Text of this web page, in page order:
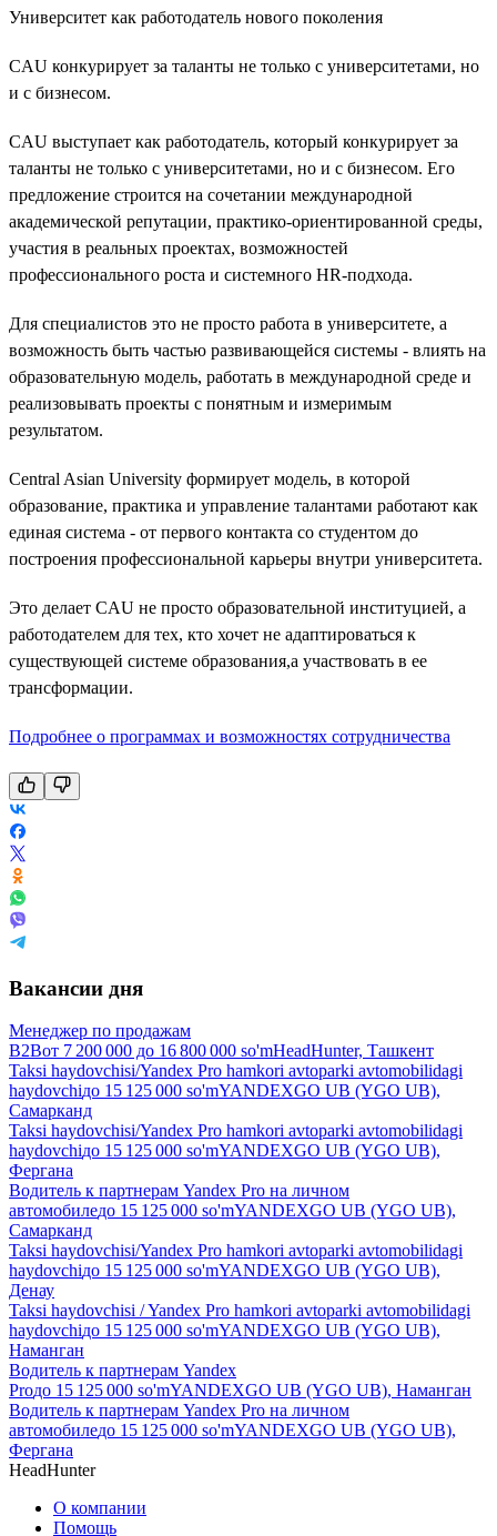
Университет как работодатель нового поколения
CAU конкурирует за таланты не только с университетами, но
и с бизнесом.
CAU выступает как работодатель, который конкурирует за
таланты не только с университетами, но и с бизнесом. Его
предложение строится на сочетании международной
академической репутации, практико-ориентированной среды,
участия в реальных проектах, возможностей
профессионального роста и системного HR-подхода.
Для специалистов это не просто работа в университете, а
возможность быть частью развивающейся системы - влиять на
образовательную модель, работать в международной среде и
реализовывать проекты с понятным и измеримым
результатом.
Central Asian University формирует модель, в которой
образование, практика и управление талантами работают как
единая система - от первого контакта со студентом до
построения профессиональной карьеры внутри университета.
Это делает CAU не просто образовательной институцией, а
работодателем для тех, кто хочет не адаптироваться к
существующей системе образования,а участвовать в ее
трансформации.
Подробнее о программах и возможностях сотрудничества
Вакансии дня
Менеджер по продажам
B2Bот 7 200 000 до 16 800 000 so'mHeadHunter, Ташкент
Taksi haydovchisi/Yandex Pro hamkori avtoparki avtomobilidagi
haydovchiдо 15 125 000 so'mYANDEXGO UB (YGO UB),
Самарканд
Taksi haydovchisi/Yandex Pro hamkori avtoparki avtomobilidagi
haydovchiдо 15 125 000 so'mYANDEXGO UB (YGO UB),
Фергана
Водитель к партнерам Yandex Pro на личном
автомобиледо 15 125 000 so'mYANDEXGO UB (YGO UB),
Самарканд
Taksi haydovchisi/Yandex Pro hamkori avtoparki avtomobilidagi
haydovchiдо 15 125 000 so'mYANDEXGO UB (YGO UB),
Денау
Taksi haydovchisi / Yandex Pro hamkori avtoparki avtomobilidagi
haydovchiдо 15 125 000 so'mYANDEXGO UB (YGO UB),
Наманган
Водитель к партнерам Yandex
Proдо 15 125 000 so'mYANDEXGO UB (YGO UB), Наманган
Водитель к партнерам Yandex Pro на личном
автомобиледо 15 125 000 so'mYANDEXGO UB (YGO UB),
Фергана
HeadHunter
О компании
Помощь